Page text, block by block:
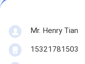
Mr. Henry Tian
15321781503